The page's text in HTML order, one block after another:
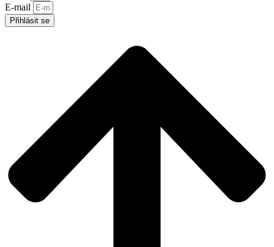
E-mail
Přihlásit se